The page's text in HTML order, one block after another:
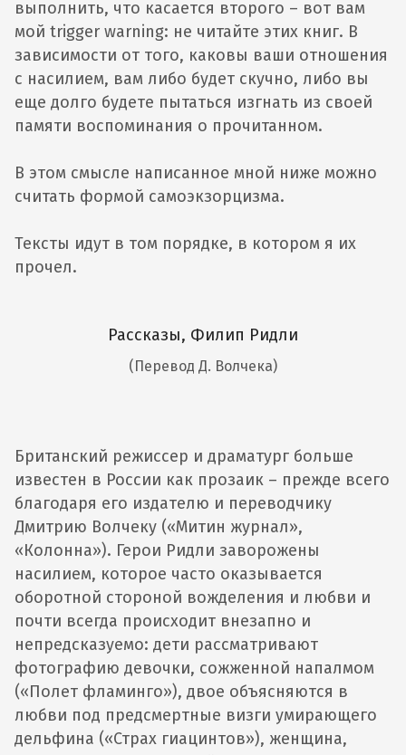
выполнить, что касается второго – вот вам
мой trigger warning: не читайте этих книг. В
зависимости от того, каковы ваши отношения
с насилием, вам либо будет скучно, либо вы
еще долго будете пытаться изгнать из своей
памяти воспоминания о прочитанном.
В этом смысле написанное мной ниже можно
считать формой самоэкзорцизма.
Тексты идут в том порядке, в котором я их
прочел.
Рассказы, Филип Ридли
(Перевод Д. Волчека)
Британский режиссер и драматург больше
известен в России как прозаик – прежде всего
благодаря его издателю и переводчику
Дмитрию Волчеку («Митин журнал»,
«Колонна»). Герои Ридли заворожены
насилием, которое часто оказывается
оборотной стороной вожделения и любви и
почти всегда происходит внезапно и
непредсказуемо: дети рассматривают
фотографию девочки, сожженной напалмом
(«Полет фламинго»), двое объясняются в
любви под предсмертные визги умирающего
дельфина («Страх гиацинтов»), женщина,